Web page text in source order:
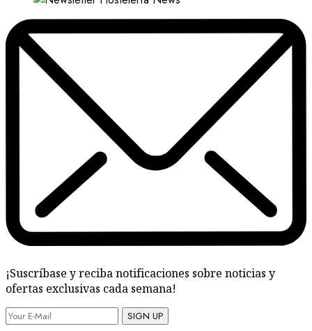
¡Suscríbase y reciba notificaciones sobre noticias y
ofertas exclusivas cada semana!
SIGN UP